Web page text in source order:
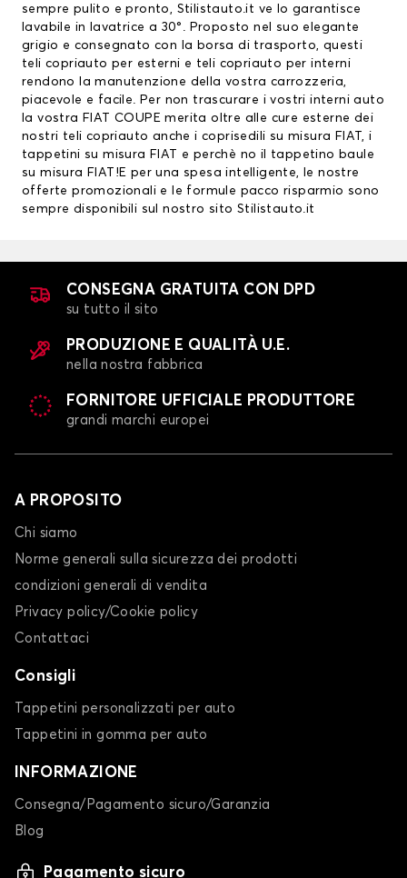
sempre pulito e pronto, Stilistauto.it ve lo garantisce
lavabile in lavatrice a 30°. Proposto nel suo elegante
grigio e consegnato con la borsa di trasporto, questi
teli copriauto per esterni e teli copriauto per interni
rendono la manutenzione della vostra carrozzeria,
piacevole e facile. Per non trascurare i vostri interni auto
la vostra FIAT COUPE merita oltre alle cure esterne dei
nostri teli copriauto anche i coprisedili su misura FIAT, i
tappetini su misura FIAT
e perchè no il tappetino baule
su misura FIAT!E per una spesa intelligente, le nostre
offerte promozionali e le formule pacco risparmio sono
sempre disponibili sul nostro sito Stilistauto.it
CONSEGNA GRATUITA CON DPD
su tutto il sito
PRODUZIONE E QUALITÀ U.E.
nella nostra fabbrica
FORNITORE UFFICIALE PRODUTTORE
grandi marchi europei
A PROPOSITO
Chi siamo
Norme generali sulla sicurezza dei prodotti
condizioni generali di vendita
Privacy policy/Cookie policy
Contattaci
Consigli
Tappetini personalizzati per auto
Tappetini in gomma per auto
INFORMAZIONE
Consegna/Pagamento sicuro/Garanzia
Blog
Pagamento sicuro